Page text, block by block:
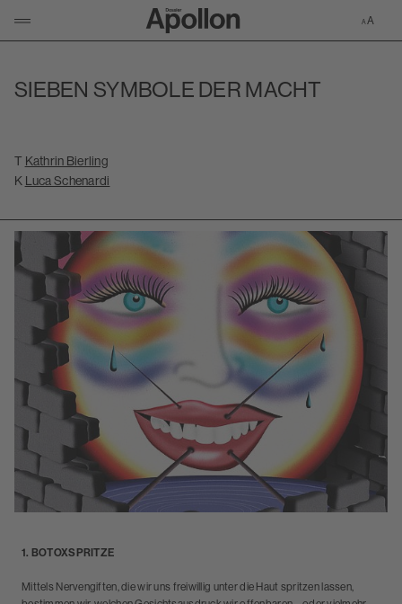
KLICKEN UM NAVIGATION ZU ÖFFNEN/SCHLIESSEN Zur
SIEBEN SYMBOLE DER MACHT
T Kathrin Bierling
K Luca Schenardi
1. BOTOXSPRITZE
Mittels Nervengiften, die wir uns freiwillig unter die Haut spritzen lassen,